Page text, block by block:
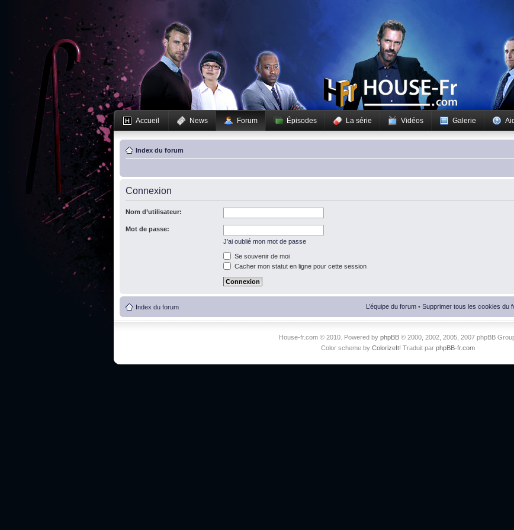
Accueil News Forum Épisodes La série Vidéos Galerie
Index du forum
Connexion
Nom d’utilisateur:
Mot de passe:
J’ai oublié mon mot de passe
Se souvenir de moi
Cacher mon statut en ligne pour cette session
Index du forum L’équipe du forum • Supprimer tous les cookies du
House-fr.com © 2010. Powered by phpBB© 2000, 2002, 2005, 2007 phpBB
Color scheme by ColorizeIt! Traduit par phpBB-fr.com